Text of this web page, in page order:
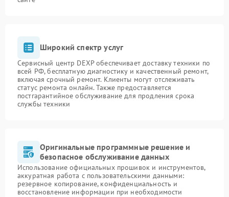
Широкий спектр услуг
Сервисный центр DEXP обеспечивает доставку техники по
всей РФ, бесплатную диагностику и качественный ремонт,
включая срочный ремонт. Клиенты могут отслеживать
статус ремонта онлайн. Также предоставляется
постгарантийное обслуживание для продления срока
службы техники
Оригинальные программные решение и
безопасное обслуживание данных
Использование официальных прошивок и инструментов,
аккуратная работа с пользовательскими данными:
резервное копирование, конфиденциальность и
восстановление информации при необходимости